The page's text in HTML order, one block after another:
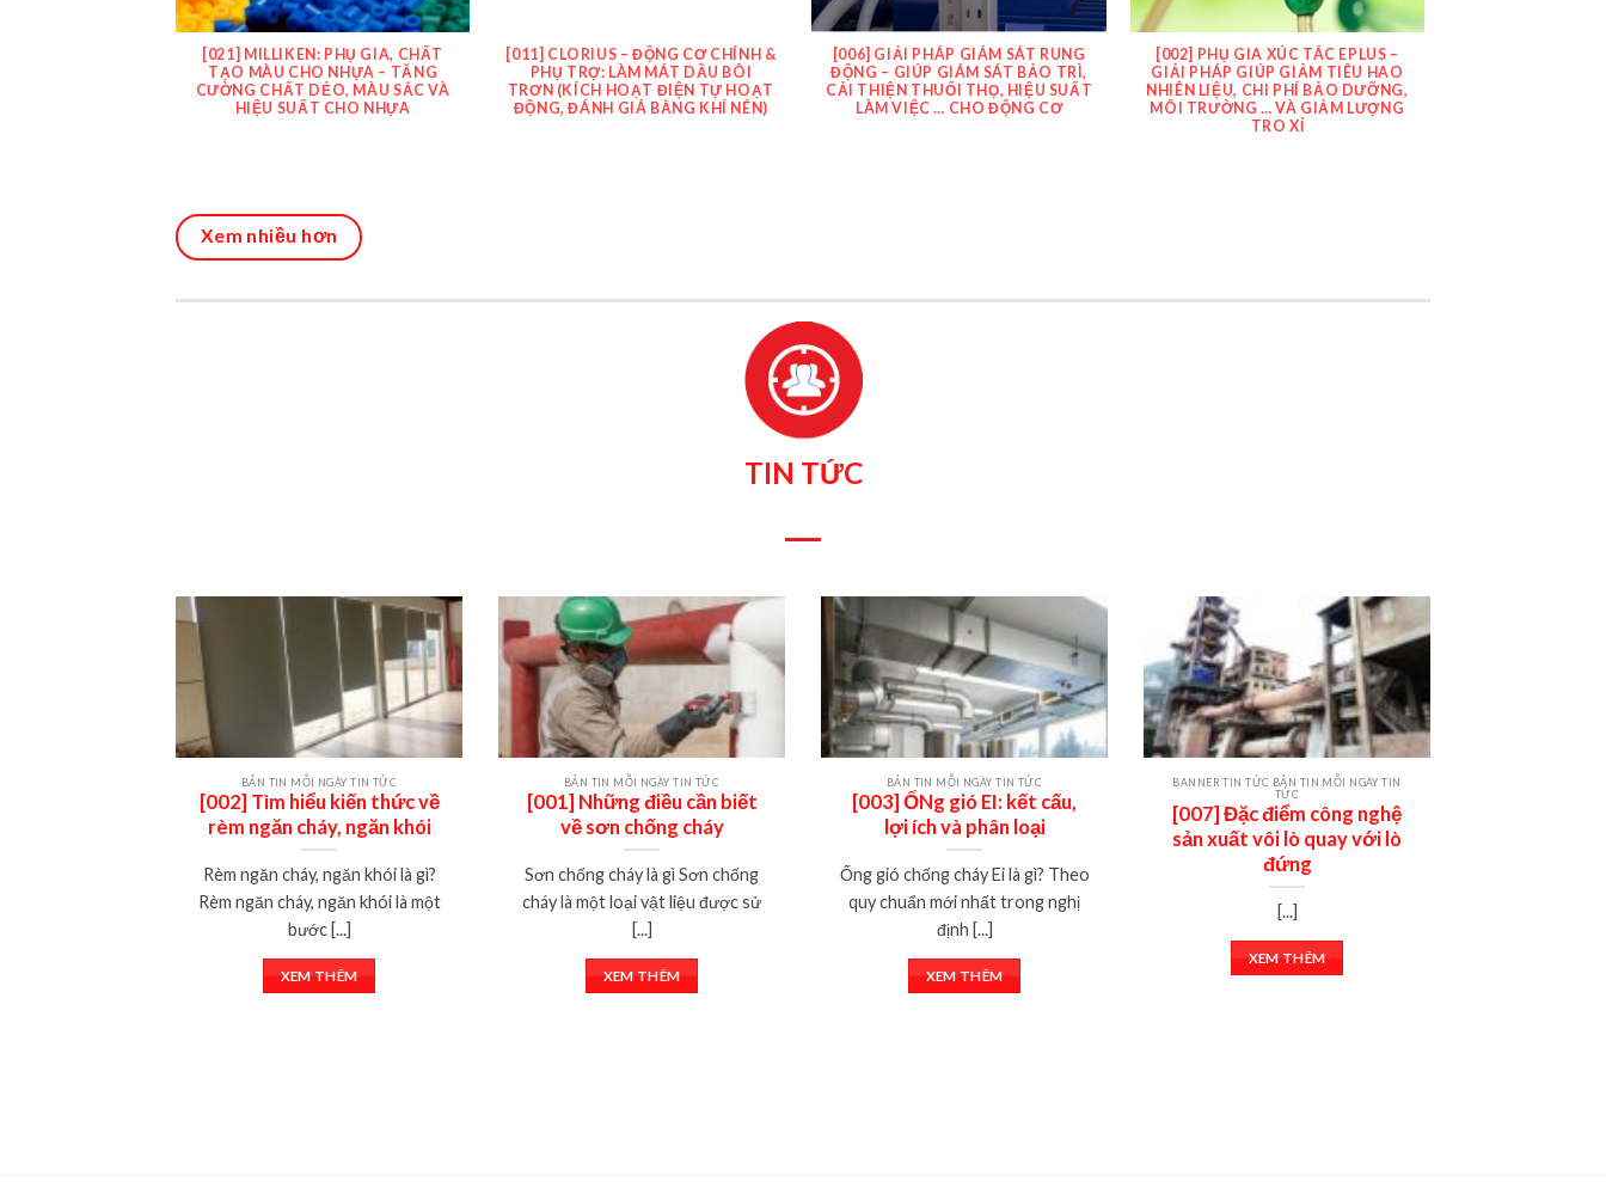
[021] MILLIKEN: PHỤ GIA, CHẤT
TẠO MÀU CHO NHỰA – TĂNG
CƯỜNG CHẤT DẺO, MÀU SẮC VÀ
HIỆU SUẤT CHO NHỰA
[011] CLORIUS – ĐỘNG CƠ CHÍNH &
PHỤ TRỢ: LÀM MÁT DẦU BÔI
TRƠN (KÍCH HOẠT ĐIỆN TỰ HOẠT
ĐỘNG, ĐÁNH GIÁ BẰNG KHÍ NÉN)
[006] GIẢI PHÁP GIÁM SÁT RUNG
ĐỘNG – GIÚP GIÁM SÁT BẢO TRÌ,
CẢI THIỆN THUỔI THỌ, HIỆU SUẤT
LÀM VIỆC … CHO ĐỘNG CƠ
[002] PHỤ GIA XÚC TÁC EPLUS –
GIẢI PHÁP GIÚP GIẢM TIÊU HAO
NHIÊN LIỆU, CHI PHÍ BẢO DƯỠNG,
MÔI TRƯỜNG … VÀ GIẢM LƯỢNG
TRO XỈ
Xem nhiều hơn
TIN TỨC
BẢN TIN MỖI NGÀY TIN TỨC
[002] Tìm hiểu kiến thức về
rèm ngăn cháy, ngăn khói
Rèm ngăn cháy, ngăn khói là gì?
Rèm ngăn cháy, ngăn khói là một
bước [...]
XEM THÊM
BẢN TIN MỖI NGÀY TIN TỨC
[001] Những điều cần biết
về sơn chống cháy
Sơn chống cháy là gì Sơn chống
cháy là một loại vật liệu được sử
[...]
XEM THÊM
BẢN TIN MỖI NGÀY TIN TỨC
[003] ỐNg gió EI: kết cấu,
lợi ích và phân loại
Ống gió chống cháy Ei là gì? Theo
quy chuẩn mới nhất trong nghị
định [...]
XEM THÊM
BANNER TIN TỨC BẢN TIN MỖI NGÀY TIN
TỨC
[007] Đặc điểm công nghệ
sản xuất vôi lò quay với lò
đứng
[...]
XEM THÊM